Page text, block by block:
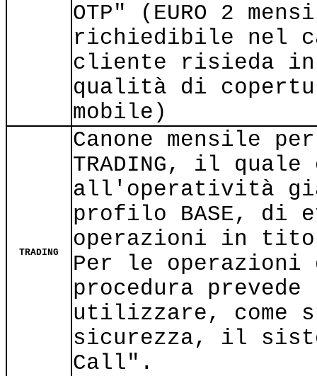
OTP" (EURO 2
richiedibile nel
cliente risieda in
qualità di
mobile)
TRADING
Canone mensile
TRADING, il
all'operatività
profilo BASE, di
operazioni in
Per le
procedura
utilizzare, come
sicurezza, il
Call".